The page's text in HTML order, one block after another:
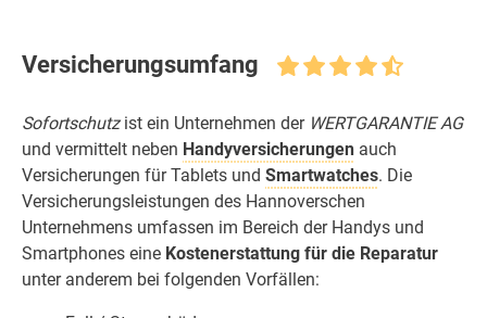
Versicherungsumfang
Sofortschutzist ein Unternehmen der WERTGARANTIE AG
und vermittelt neben Handyversicherungen auch
Versicherungen für Tablets und Smartwatches. Die
Versicherungsleistungen des Hannoverschen
Unternehmens umfassen im Bereich der Handys und
Smartphones eine Kostenerstattung für die Reparatur
unter anderem bei folgenden Vorfällen: